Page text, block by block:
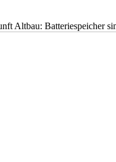
Altbau: Batteriespeicher